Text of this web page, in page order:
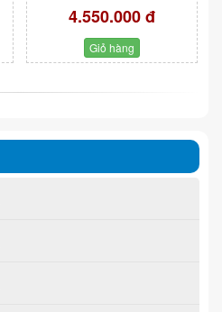
4.550.000 đ
Giỏ hàng